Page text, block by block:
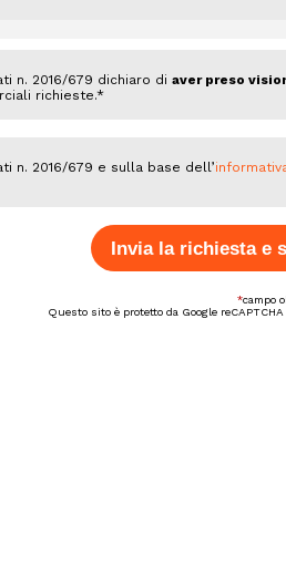
n. 2016/679 dichiaro di aver preso
richieste.*
n. 2016/679 e sulla base dell’
Invia la richiesta e
*campo
Questo sito è protetto da Google reCAPTCHA